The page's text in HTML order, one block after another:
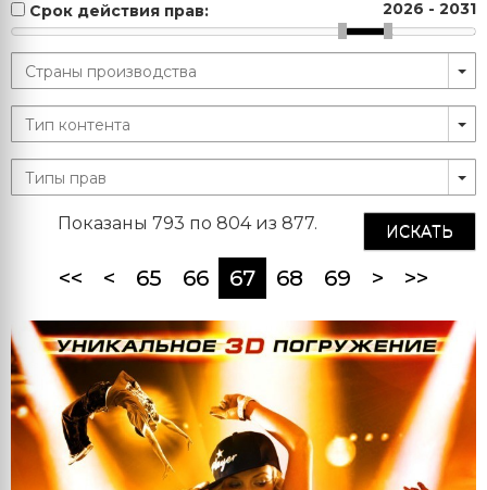
Срок действия прав: 2026 - 2031
ИСКАТЬ
Показаны 793 по 804 из 877.
<< < 65 66 67(current)
68 69 > >>